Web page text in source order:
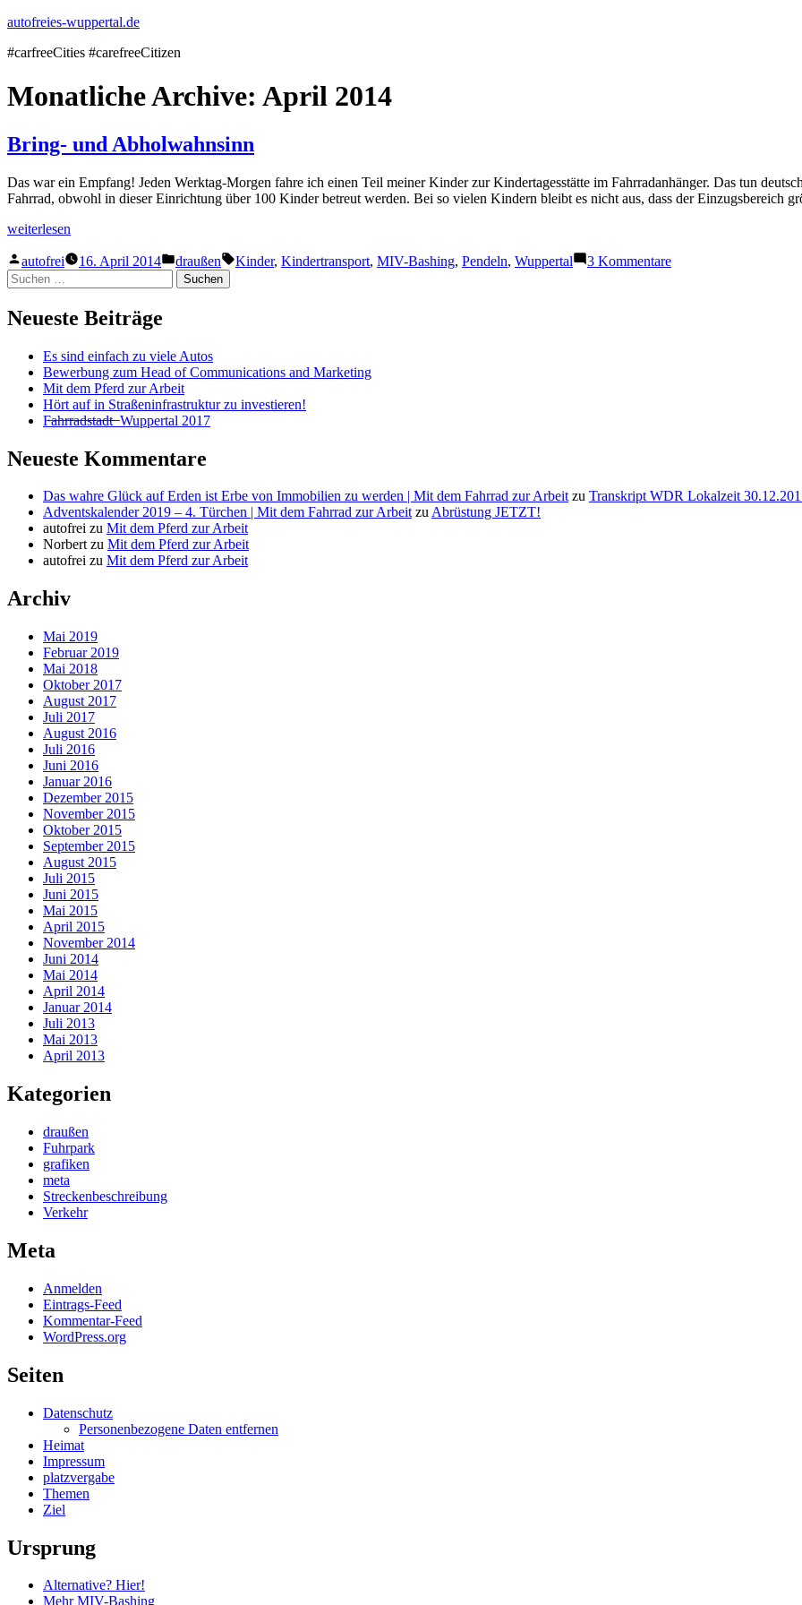
Zum
springen
autofreies-wuppertal.de
#carfreeCities #carefreeCitizen
Monatliche Archive: April 2014
Bring- und Abholwahnsinn
Das war ein Empfang! Jeden Werktag-Morgen fahre ich einen Teil meiner Kinder zur Kindertagesstätte im Fahrradanhänger. Das tun
Fahrrad, obwohl in dieser Einrichtung über 100 Kinder betreut werden. Bei so vielen Kindern bleibt es nicht aus, dass der Einzugsbereich
„Bring-
Abholwahnsinn“
weiterlesen
Veröffentlicht
von
autofrei 16. April 2014
Veröffentlicht
in
draußen Schlagwörter:
Kinder, Kindertransport, MIV-Bashing, Pendeln, Wuppertal 3 Kommentarezu
Suchen
nach:
Neueste Beiträge
Es sind einfach zu viele Autos
Bewerbung zum Head of Communications and Marketing
Mit dem Pferd zur Arbeit
Hört auf in Straßeninfrastruktur zu investieren!
F̶a̶h̶r̶r̶a̶d̶s̶t̶a̶d̶t̶ ̶ Wuppertal 2017
Neueste Kommentare
Das wahre Glück auf Erden ist Erbe von Immobilien zu werden | Mit dem Fahrrad zur Arbeitzu Transkript WDR Lokalzeit
Adventskalender 2019 – 4. Türchen | Mit dem Fahrrad zur ArbeitzuAbrüstung JETZT!
autofrei zu Mit dem Pferd zur Arbeit
Norbertzu Mit dem Pferd zur Arbeit
autofrei zu Mit dem Pferd zur Arbeit
Archiv
Mai 2019
Februar 2019
Mai 2018
Oktober 2017
August 2017
Juli 2017
August 2016
Juli 2016
Juni 2016
Januar 2016
Dezember 2015
November 2015
Oktober 2015
September 2015
August 2015
Juli 2015
Juni 2015
Mai 2015
April 2015
November 2014
Juni 2014
Mai 2014
April 2014
Januar 2014
Juli 2013
Mai 2013
April 2013
Kategorien
draußen
Fuhrpark
grafiken
meta
Streckenbeschreibung
Verkehr
Meta
Anmelden
Eintrags-Feed
Kommentar-Feed
WordPress.org
Seiten
Datenschutz
Personenbezogene Daten entfernen
Heimat
Impressum
platzvergabe
Themen
Ziel
Ursprung
Alternative? Hier!
Mehr MIV-Bashing